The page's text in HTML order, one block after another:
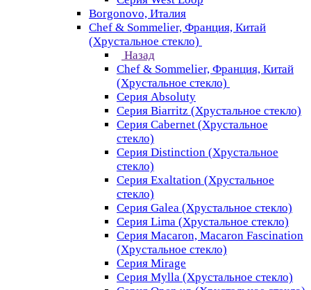
Borgonovo, Италия
Chef & Sommelier, Франция, Китай
(Хрустальное стекло)
Назад
Chef & Sommelier, Франция, Китай
(Хрустальное стекло)
Серия Absoluty
Серия Biarritz (Хрустальное стекло)
Серия Cabernet (Хрустальное
стекло)
Серия Distinction (Хрустальное
стекло)
Серия Exaltation (Хрустальное
стекло)
Серия Galea (Хрустальное стекло)
Серия Lima (Хрустальное стекло)
Серия Macaron, Macaron Fascination
(Хрустальное стекло)
Серия Mirage
Серия Mylla (Хрустальное стекло)